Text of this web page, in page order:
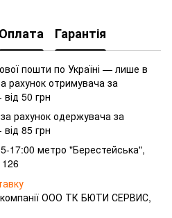
Оплата Гарантія
пошти по Україні — лише в
рахунок отримувача за
50 грн
рахунок одержувача за
85 грн
17:00 метро "Берестейська",
компанії ООО ТК БЮТИ СЕРВИС,